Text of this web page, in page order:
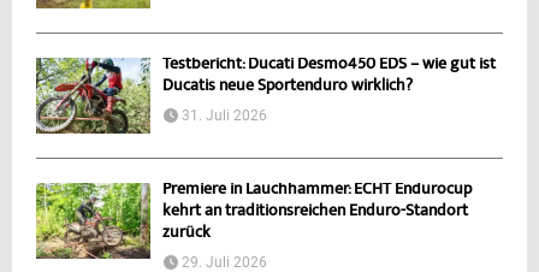
Testbericht: Ducati Desmo450 EDS – wie gut ist
Ducatis neue Sportenduro wirklich?
31. Juli 2026
Premiere in Lauchhammer: ECHT Endurocup
kehrt an traditionsreichen Enduro-Standort
zurück
29. Juli 2026